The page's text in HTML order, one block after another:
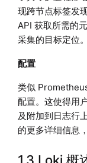
现跨节点标签发
API 获取所需的
采集的目标定位。
配置
类似
配置。这使得用
及附加到日志行
的更多详细信息